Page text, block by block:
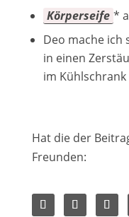
Körperseife *
Deo mache ich
in einen
im Kühlschrank
Hat die der
Freunden: